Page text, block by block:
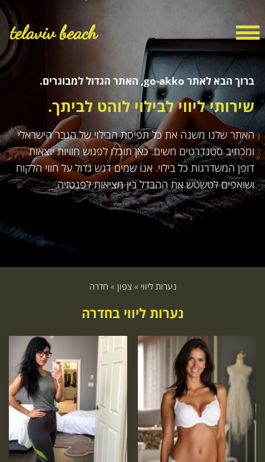
telaviv beach
ברוך הבא לאתר go-akko, האתר הגדול למבוגרים.
שירותי ליווי לבילוי לוהט לביתך.
האתר שלנו משנה את כל תפיסת הבילוי של הגבר הישראלי
ומכתיב סטנדרטים חשים. כאן תוכלו לפגוש חוויות יוצאות
דופן המשדרגות כל בילוי. אנו שמים דגש גדול על חווי הלקוח
ושואפים לטשטש את ההבדל בין מציאות לפנטזיה.
נערות ליווי »צפון » חדרה
נערות ליווי בחדרה